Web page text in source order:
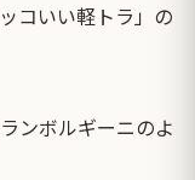
コいい軽トラ」の
ンボルギーニのよ